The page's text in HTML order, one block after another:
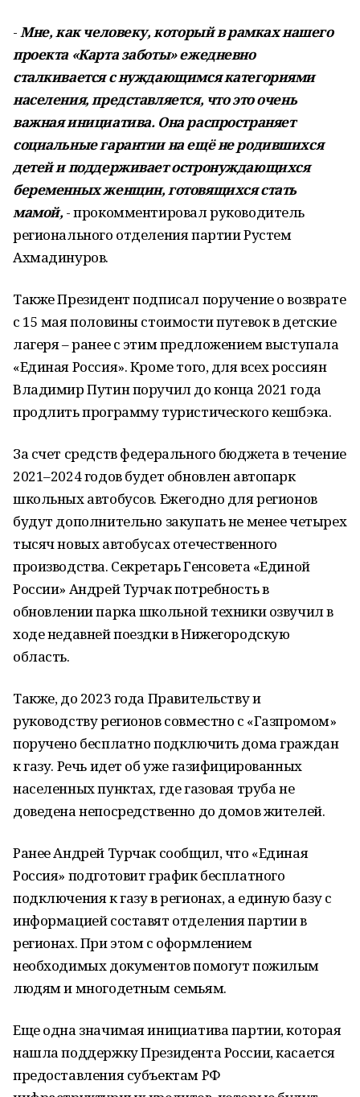
-Мне, как человеку, который в рамках нашего
проекта «Карта заботы» ежедневно
сталкивается с нуждающимся категориями
населения, представляется, что это очень
важная инициатива. Она распространяет
социальные гарантии на ещё не родившихся
детей и поддерживает остронуждающихся
беременных женщин, готовящихся стать
мамой, - прокомментировал руководитель
регионального отделения партии Рустем
Ахмадинуров.
Также Президент подписал поручение о возврате
с 15 мая половины стоимости путевок в детские
лагеря – ранее с этим предложением выступала
«Единая Россия». Кроме того, для всех россиян
Владимир Путин поручил до конца 2021 года
продлить программу туристического кешбэка.
За счет средств федерального бюджета в течение
2021–2024 годов будет обновлен автопарк
школьных автобусов. Ежегодно для регионов
будут дополнительно закупать не менее четырех
тысяч новых автобусах отечественного
производства. Секретарь Генсовета «Единой
России» Андрей Турчак потребность в
обновлении парка школьной техники озвучил в
ходе недавней поездки в Нижегородскую
область.
Также, до 2023 года Правительству и
руководству регионов совместно с «Газпромом»
поручено бесплатно подключить дома граждан
к газу. Речь идет об уже газифицированных
населенных пунктах, где газовая труба не
доведена непосредственно до домов жителей.
Ранее Андрей Турчак сообщил, что «Единая
Россия» подготовит график бесплатного
подключения к газу в регионах, а единую базу с
информацией составят отделения партии в
регионах. При этом с оформлением
необходимых документов помогут пожилым
людям и многодетным семьям.
Еще одна значимая инициатива партии, которая
нашла поддержку Президента России, касается
предоставления субъектам РФ